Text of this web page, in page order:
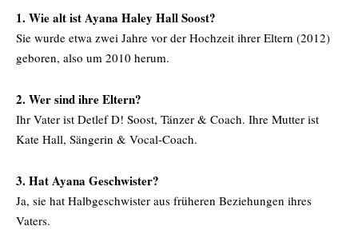
1. Wie alt ist Ayana Haley Hall Soost?
Sie wurde etwa zwei Jahre vor der Hochzeit ihrer Eltern (2012)
geboren, also um 2010 herum.
2. Wer sind ihre Eltern?
Ihr Vater ist Detlef D! Soost, Tänzer & Coach. Ihre Mutter ist
Kate Hall, Sängerin & Vocal-Coach.
3. Hat Ayana Geschwister?
Ja, sie hat Halbgeschwister aus früheren Beziehungen ihres
Vaters.